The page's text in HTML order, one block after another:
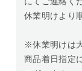
休業明けより
※休業明けは
商品着日指定